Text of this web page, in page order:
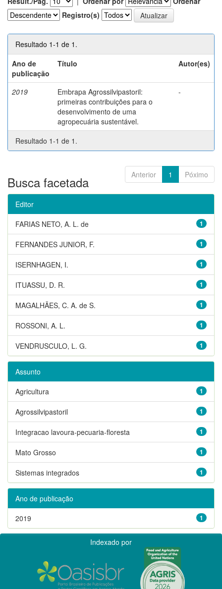
Registro(s)
Resultado 1-1 de 1.
Ano de
publicação
Título Autor(es)
2019
Embrapa Agrossilvipastoril:
primeiras contribuições para o
desenvolvimento de uma
agropecuária sustentável.
-
Resultado 1-1 de 1.
Anterior 1 Póximo
Busca facetada
Editor
1
FARIAS NETO, A. L. de
1
FERNANDES JUNIOR, F.
1
ISERNHAGEN, I.
1
ITUASSU, D. R.
1
MAGALHÃES, C. A. de S.
1
ROSSONI, A. L.
1
VENDRUSCULO, L. G.
Assunto
1
Agricultura
1
Agrossilvipastoril
1
Integracao lavoura-pecuaria-floresta
1
Mato Grosso
1
Sistemas integrados
Ano de publicação
1
2019
Indexado por